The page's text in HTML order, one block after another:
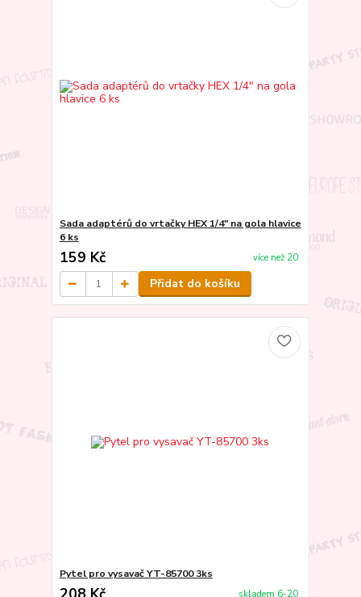
Sada adaptérů do vrtačky HEX 1/4" na gola hlavice
6 ks
159 Kč více než 20
Přidat do košíku
Pytel pro vysavač YT-85700 3ks
skladem 6-20